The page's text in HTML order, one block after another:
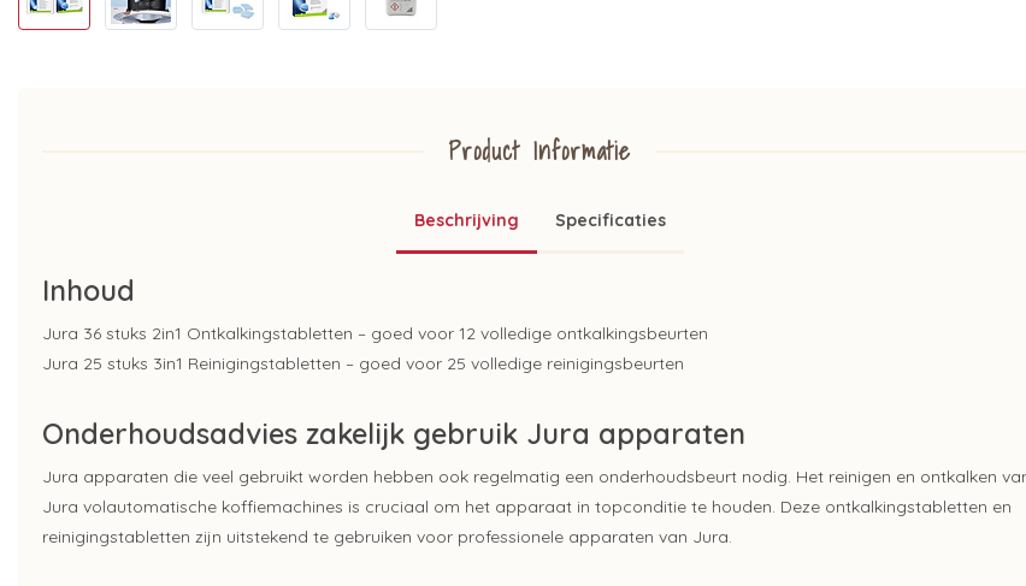
Product Informatie
Beschrijving Specificaties
Inhoud
Jura 36 stuks 2in1 Ontkalkingstabletten – goed voor 12 volledige ontkalkingsbeurten
Jura 25 stuks 3in1 Reinigingstabletten – goed voor 25 volledige reinigingsbeurten
Onderhoudsadvies zakelijk gebruik Jura apparaten
Jura apparaten die veel gebruikt worden hebben ook regelmatig een onderhoudsbeurt nodig. Het reinigen en ontkalken
Jura volautomatische koffiemachines is cruciaal om het apparaat in topconditie te houden. Deze ontkalkingstabletten en
reinigingstabletten zijn uitstekend te gebruiken voor professionele apparaten van Jura.